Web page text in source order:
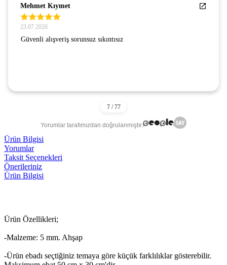
Mehmet Kıymet
23.07.2026
Güvenli alışveriş sorunsuz sıkıntısız
Yorumlar tarafımızdan doğrulanmıştır.
Ürün Bilgisi
Yorumlar
Taksit Seçenekleri
Önerileriniz
Ürün Bilgisi
Ürün Özellikleri;
-Malzeme: 5 mm. Ahşap
-Ürün ebadı seçtiğiniz temaya göre küçük farklılıklar gösterebilir.